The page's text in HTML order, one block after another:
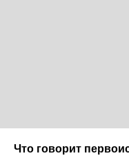
Что говорит